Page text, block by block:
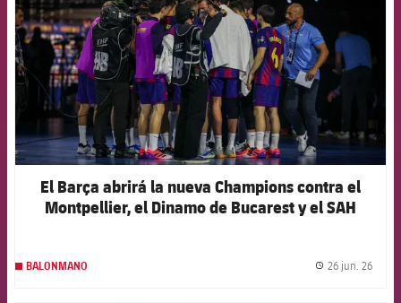
El Barça abrirá la nueva Champions contra el
Montpellier, el Dinamo de Bucarest y el SAH
BALONMANO 26 jun. 26